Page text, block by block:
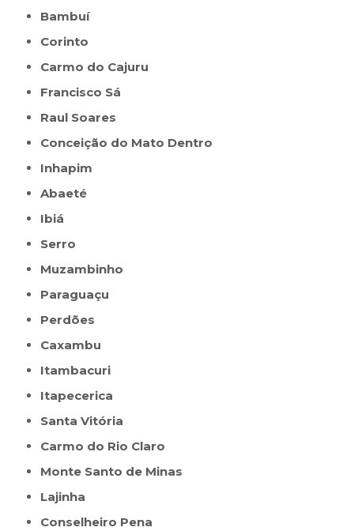
Bambuí
Corinto
Carmo do Cajuru
Francisco Sá
Raul Soares
Conceição do Mato Dentro
Inhapim
Abaeté
Ibiá
Serro
Muzambinho
Paraguaçu
Perdões
Caxambu
Itambacuri
Itapecerica
Santa Vitória
Carmo do Rio Claro
Monte Santo de Minas
Lajinha
Conselheiro Pena